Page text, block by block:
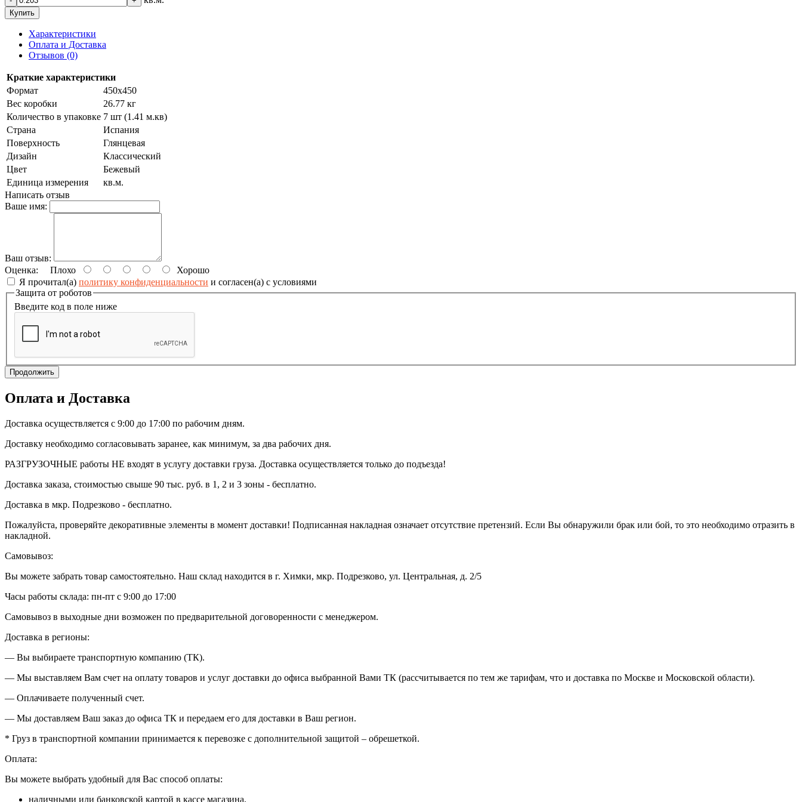
Купить
Характеристики
Оплата и Доставка
Отзывов (0)
Краткие характеристики
Формат
450х450
Вес коробки
26.77 кг
Количество в упаковке 7 шт (1.41 м.кв)
Страна
Испания
Поверхность
Глянцевая
Дизайн
Классический
Цвет
Бежевый
Единица измерения
кв.м.
Написать отзыв
Ваше имя:
Ваш отзыв:
Оценка: Плохо
Хорошо
Я прочитал(а) политику конфиденциальности и согласен(а) с условиями
Защита от роботов
Введите код в поле ниже
Продолжить
Оплата и Доставка
Доставка осуществляется с 9:00 до 17:00 по рабочим дням.
Доставку необходимо согласовывать заранее, как минимум, за два рабочих дня.
РАЗГРУЗОЧНЫЕ работы НЕ входят в услугу доставки груза. Доставка осуществляется только до подъезда!
Доставка заказа, стоимостью свыше 90 тыс. руб. в 1, 2 и 3 зоны - бесплатно.
Доставка в мкр. Подрезково - бесплатно.
Пожалуйста, проверяйте декоративные элементы в момент доставки! Подписанная накладная означает отсутствие претензий. Если Вы обнаружили брак или бой, то это необходимо отразить в
накладной.
Самовывоз:
Вы можете забрать товар самостоятельно. Наш склад находится в г. Химки, мкр. Подрезково, ул. Центральная, д. 2/5
Часы работы склада: пн-пт с 9:00 до 17:00
Самовывоз в выходные дни возможен по предварительной договоренности с менеджером.
Доставка в регионы:
— Вы выбираете транспортную компанию (ТК).
— Мы выставляем Вам счет на оплату товаров и услуг доставки до офиса выбранной Вами ТК (рассчитывается по тем же тарифам, что и доставка по Москве и Московской области).
— Оплачиваете полученный счет.
— Мы доставляем Ваш заказ до офиса ТК и передаем его для доставки в Ваш регион.
* Груз в транспортной компании принимается к перевозке с дополнительной защитой – обрешеткой.
Оплата:
Вы можете выбрать удобный для Вас способ оплаты:
наличными или банковской картой в кассе магазина,